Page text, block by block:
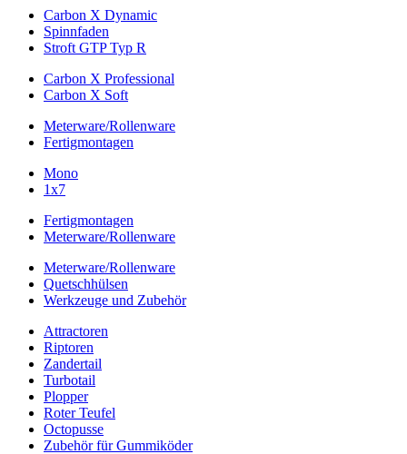
Carbon X Dynamic
Spinnfaden
Stroft GTP Typ R
Carbon X Professional
Carbon X Soft
Meterware/Rollenware
Fertigmontagen
Mono
1x7
Fertigmontagen
Meterware/Rollenware
Meterware/Rollenware
Quetschhülsen
Werkzeuge und Zubehör
Attractoren
Riptoren
Zandertail
Turbotail
Plopper
Roter Teufel
Octopusse
Zubehör für Gummiköder